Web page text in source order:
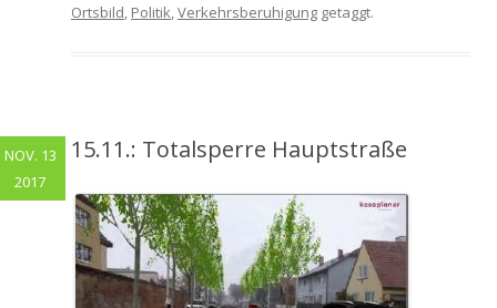
Ortsbild, Politik,Verkehrsberuhigung getaggt.
15.11.: Totalsperre Hauptstraße
NOV. 13
2017